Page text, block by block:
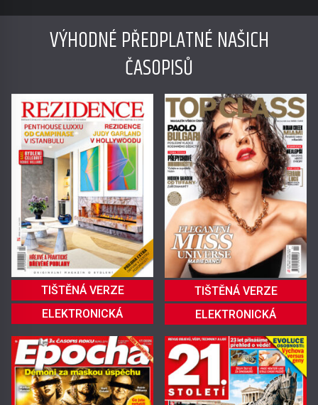
VÝHODNÉ PŘEDPLATNÉ NAŠICH
ČASOPISŮ
TIŠTĚNÁ VERZE
ELEKTRONICKÁ
TIŠTĚNÁ VERZE
ELEKTRONICKÁ